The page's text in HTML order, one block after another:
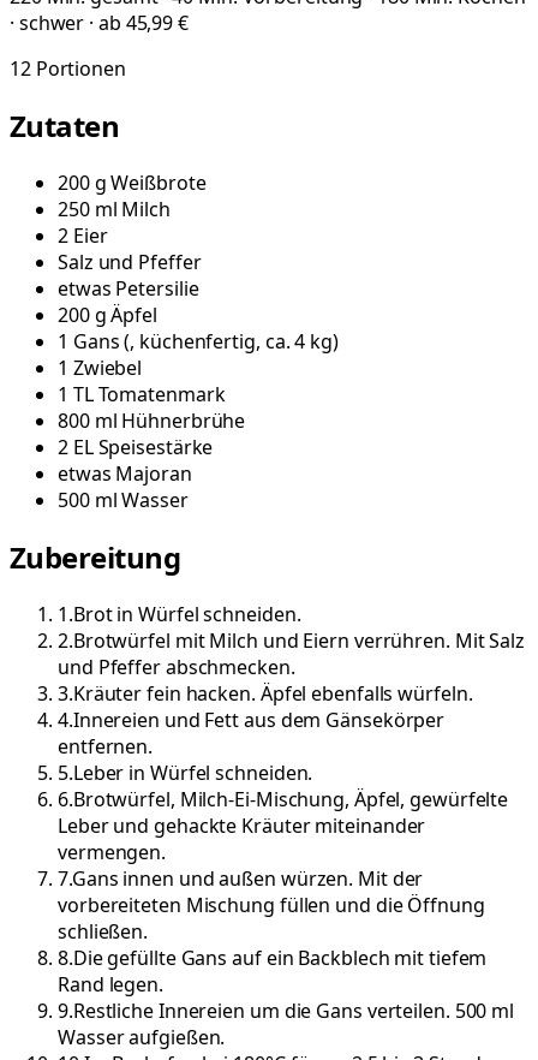
· schwer · ab 45,99 €
12 Portionen
Zutaten
200gWeißbrote
250 ml Milch
2 Eier
Salz und Pfeffer
etwas Petersilie
200gÄpfel
1 Gans(, küchenfertig, ca. 4 kg)
1 Zwiebel
1 TLTomatenmark
800 ml Hühnerbrühe
2 ELSpeisestärke
etwas Majoran
500 mlWasser
Zubereitung
1.Brot in Würfel schneiden.
2.Brotwürfel mit Milch und Eiern verrühren. Mit Salz
und Pfeffer abschmecken.
3.Kräuter fein hacken. Äpfel ebenfalls würfeln.
4.Innereien und Fett aus dem Gänsekörper
entfernen.
5.Leber in Würfel schneiden.
6.Brotwürfel, Milch-Ei-Mischung, Äpfel, gewürfelte
Leber und gehackte Kräuter miteinander
vermengen.
7.Gans innen und außen würzen. Mit der
vorbereiteten Mischung füllen und die Öffnung
schließen.
8.Die gefüllte Gans auf ein Backblech mit tiefem
Rand legen.
9.Restliche Innereien um die Gans verteilen. 500 ml
Wasser aufgießen.